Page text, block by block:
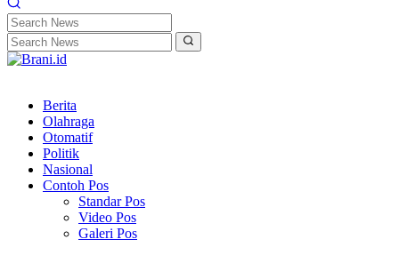
Berita
Olahraga
Otomatif
Politik
Nasional
Contoh Pos
Standar Pos
Video Pos
Galeri Pos